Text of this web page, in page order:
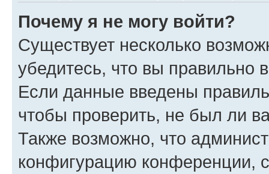
Почему я не могу войти?
Существует несколько
убедитесь, что вы правильно
Если данные введены
чтобы проверить, не был ли
Также возможно, что
конфигурацию конференции,